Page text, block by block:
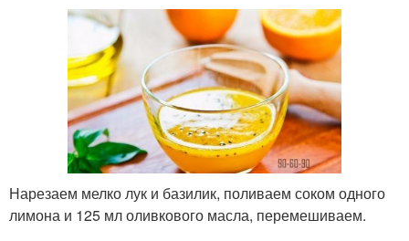
Нарезаем мелко лук и базилик, поливаем соком одного
лимона и 125 мл оливкового масла, перемешиваем.